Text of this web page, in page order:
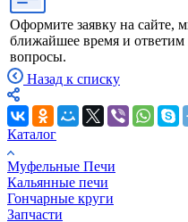
Оформите заявку на сайте,
ближайшее время и
вопросы.
Назад к списку
Каталог
Муфельные Печи
Кальянные печи
Гончарные круги
Запчасти